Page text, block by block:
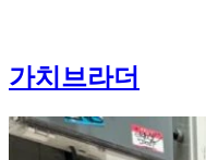
지정게시대 광고
가로등배너 광고
게릴라 포스터 광고
가치브라더